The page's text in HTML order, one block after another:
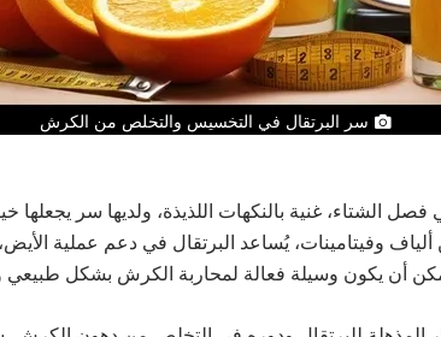
سر البرتقال في التخسيس والتخلص من الكرش
فصل الشتاء، غنية بالنكهات اللذيذة، ولديها سر يجعلها
ألياف وفيتامينات، يُساعد البرتقال في دعم عملية
يمكن أن يكون وسيلة فعالة لمحاربة الكرش بشكل طبيعي